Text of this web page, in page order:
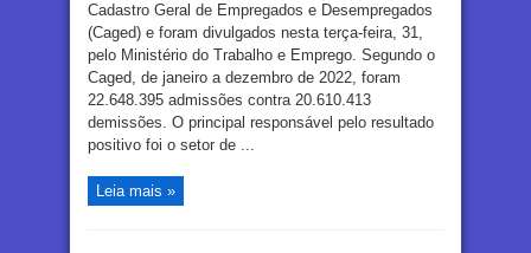
Cadastro Geral de Empregados e Desempregados
(Caged) e foram divulgados nesta terça-feira, 31,
pelo Ministério do Trabalho e Emprego. Segundo o
Caged, de janeiro a dezembro de 2022, foram
22.648.395 admissões contra 20.610.413
demissões. O principal responsável pelo resultado
positivo foi o setor de ...
Leia mais »